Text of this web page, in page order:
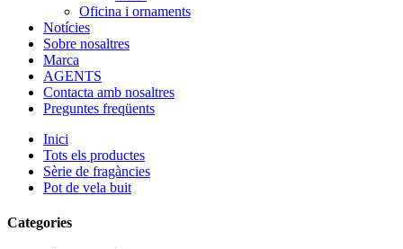
Oficina i ornaments
Notícies
Sobre nosaltres
Marca
AGENTS
Contacta amb nosaltres
Preguntes freqüents
Inici
Tots els productes
Sèrie de fragàncies
Pot de vela buit
Categories